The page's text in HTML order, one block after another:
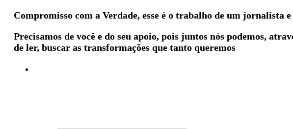
Compromisso com a Verdade, esse é o trabalho de um jornalista
Precisamos de você e do seu apoio, pois juntos nós podemos,
de ler, buscar as transformações que tanto queremos